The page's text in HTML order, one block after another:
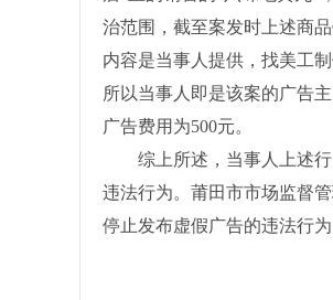
治范围，截至案发时上述商
内容是当事人提供，找美工
所以当事人即是该案的广告
广告费用为500元。
综上所述，当事人上述行
违法行为。莆田市市场监督
停止发布虚假广告的违法行